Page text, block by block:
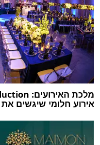
אירוע חלומי שיגשים